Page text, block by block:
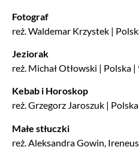
Fotograf
reż. Waldemar Krzystek |
Jeziorak
reż. Michał Otłowski | Polska |
Kebab i Horoskop
reż. Grzegorz Jaroszuk |
Małe stłuczki
reż. Aleksandra Gowin,